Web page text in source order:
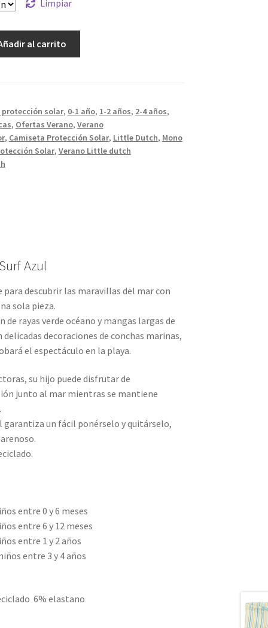
€.
es:
30,36 €.
Limpiar
al carrito
protección solar, 0-1 año, 1-2 años, 2-4 años,
, Ofertas Verano, Verano
, Camiseta Protección Solar, Little Dutch, Mono
Solar, Verano Little dutch
Azul
descubrir las maravillas del mar con
sola pieza.
rayas verde océano y mangas largas de
decoraciones de conchas marinas,
el espectáculo en la playa.
su hijo puede disfrutar de
junto al mar mientras se mantiene
un fácil ponérselo y quitárselo,
entre 0 y 6 meses
entre 6 y 12 meses
entre 1 y 2 años
entre 3 y 4 años
6% elastano